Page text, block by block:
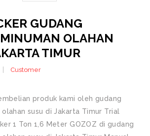
GUDANG
OLAHAN
TIMUR
Customer
produk kami oleh gudang
susu di Jakarta Timur Trial
1 Ton 1,6 Meter GOZOZ di gudang